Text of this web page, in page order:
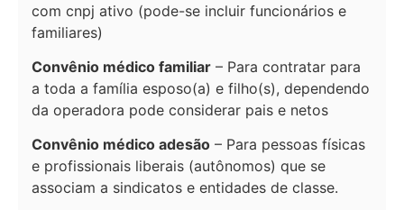
com cnpj ativo (pode-se incluir funcionários e
familiares)
Convênio médico familiar – Para contratar para
a toda a família esposo(a) e filho(s), dependendo
da operadora pode considerar pais e netos
Convênio médico adesão – Para pessoas físicas
e profissionais liberais (autônomos) que se
associam a sindicatos e entidades de classe.